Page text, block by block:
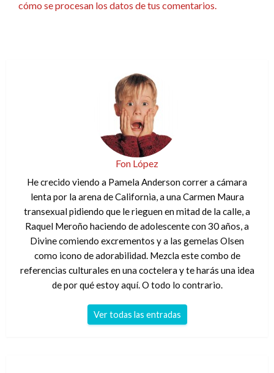
cómo se procesan los datos de tus comentarios.
Fon López
He crecido viendo a Pamela Anderson correr a cámara
lenta por la arena de California, a una Carmen Maura
transexual pidiendo que le rieguen en mitad de la calle, a
Raquel Meroño haciendo de adolescente con 30 años, a
Divine comiendo excrementos y a las gemelas Olsen
como icono de adorabilidad. Mezcla este combo de
referencias culturales en una coctelera y te harás una idea
de por qué estoy aquí. O todo lo contrario.
Ver todas las entradas